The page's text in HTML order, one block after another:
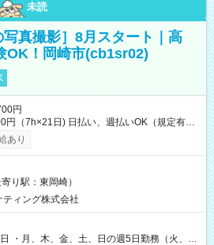
未読
真撮影］8月スタート｜高
OK！岡崎市(cb1sr02)
円
払い、週払いOK（規定有
試用期間なし
あり
り駅：東岡崎）
ィング株式会社
・月、木、金、土、日の週5日勤務（火、水